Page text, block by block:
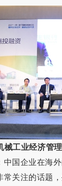
械工业经济管
中国企业在海
常关注的话题